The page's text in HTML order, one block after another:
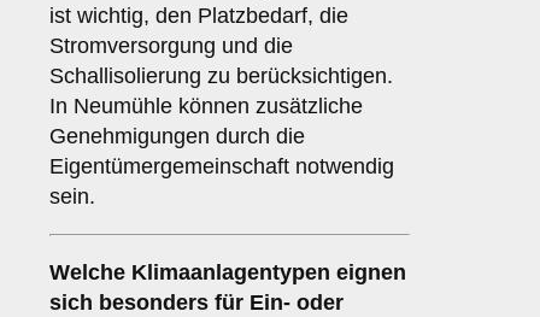
ist wichtig, den Platzbedarf, die
Stromversorgung und die
Schallisolierung zu berücksichtigen.
In Neumühle können zusätzliche
Genehmigungen durch die
Eigentümergemeinschaft notwendig
sein.
Welche Klimaanlagentypen eignen
sich besonders für Ein- oder